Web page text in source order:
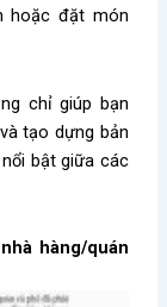
hoặc đặt món
chỉ giúp bạn
tạo dựng bản
bật giữa các
hàng/quán